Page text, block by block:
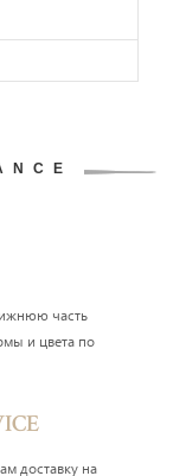
часть
и цвета по
доставку на